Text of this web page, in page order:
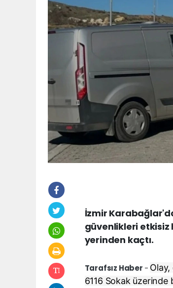
İzmir
güvenlikleri
yerinden kaçtı.
Tarafsız Haber - Olay,
6116 Sokak